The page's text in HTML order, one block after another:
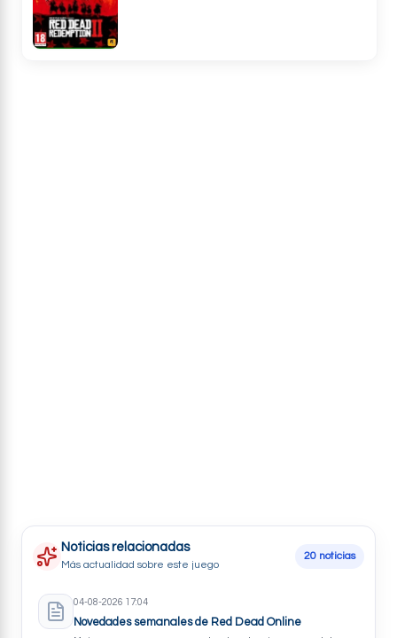
Noticias relacionadas
Más actualidad sobre este juego
20 noticias
04-08-2026 17:04
Novedades semanales de Red Dead Online